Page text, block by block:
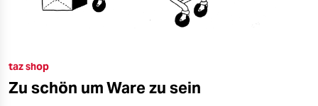
taz shop
Zu schön um Ware zu sein